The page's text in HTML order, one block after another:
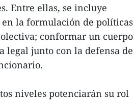
Entre ellas, se incluye
la formulación de políticas
conformar un cuerpo
legal junto con la defensa de
niveles potenciarán su rol